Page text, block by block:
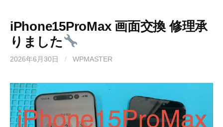
iPhone15ProMax 画面交換 修理承
りました
2026年6月30日 / WPMASTER